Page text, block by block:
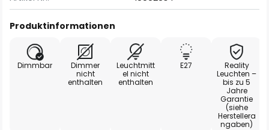
Produktinformationen
Dimmbar
Dimmer
nicht
enthalten
Leuchtmitt
el nicht
enthalten
E27
Reality
Leuchten –
bis zu 5
Jahre
Garantie
(siehe
Herstellera
ngaben)